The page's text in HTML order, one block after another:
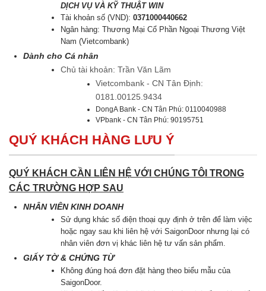
DỊCH VỤ VÀ KỸ THUẬT WIN
Tài khoản số (VND):0371000440662
Ngân hàng: Thương Mại Cổ Phần Ngoại Thương Việt
Nam (Vietcombank)
Dành cho Cá nhân
Chủ tài khoản: Trần Văn Lãm
Vietcombank - CN Tân Định:
0181.00125.9434
DongA Bank - CN Tân Phú: 0110040988
VPbank - CN Tân Phú: 90195751
QUÝ KHÁCH HÀNG LƯU Ý
QUÝ KHÁCH CẦN LIÊN HỆ VỚI CHÚNG TÔI TRONG
CÁC TRƯỜNG HỢP SAU
NHÂN VIÊN KINH DOANH
Sử dụng khác số điện thoại quy định ở trên để làm việc
hoặc ngay sau khi liên hệ với SaigonDoor nhưng lại có
nhân viên đơn vị khác liên hệ tư vấn sản phẩm.
GIẤY TỜ & CHỨNG TỪ
Không đúng hoá đơn đặt hàng theo biểu mẫu của
SaigonDoor.